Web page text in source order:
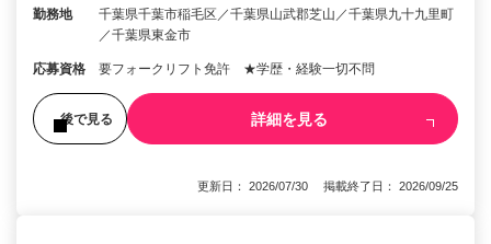
勤務地
千葉県千葉市稲毛区／千葉県山武郡芝山／千葉県九十九里町
／千葉県東金市
応募資格 要フォークリフト免許 ★学歴・経験一切不問
後で見る 詳細を見る
更新日： 2026/07/30 掲載終了日： 2026/09/25